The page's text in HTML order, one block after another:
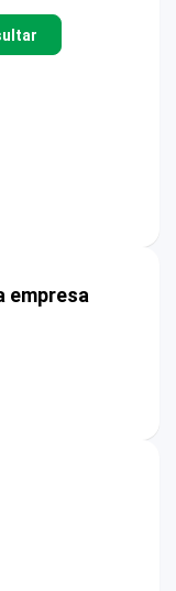
empresa